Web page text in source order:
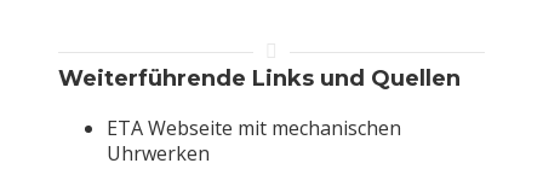
Weiterführende Links und Quellen
ETA Webseite mit mechanischen
Uhrwerken